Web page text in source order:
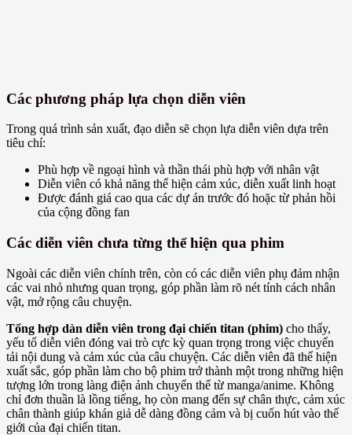
Các phương pháp lựa chọn diễn viên
Trong quá trình sản xuất, đạo diễn sẽ chọn lựa diễn viên dựa trên
tiêu chí:
Phù hợp về ngoại hình và thần thái phù hợp với nhân vật
Diễn viên có khả năng thể hiện cảm xúc, diễn xuất linh hoạt
Được đánh giá cao qua các dự án trước đó hoặc từ phản hồi
của cộng đồng fan
Các diễn viên chưa từng thể hiện qua phim
Ngoài các diễn viên chính trên, còn có các diễn viên phụ đảm nhận
các vai nhỏ nhưng quan trọng, góp phần làm rõ nét tính cách nhân
vật, mở rộng câu chuyện.
Tổng hợp dàn diễn viên trong đại chiến titan (phim) cho thấy,
yếu tố diễn viên đóng vai trò cực kỳ quan trọng trong việc chuyển
tải nội dung và cảm xúc của câu chuyện. Các diễn viên đã thể hiện
xuất sắc, góp phần làm cho bộ phim trở thành một trong những hiện
tượng lớn trong làng điện ảnh chuyển thể từ manga/anime. Không
chỉ đơn thuần là lồng tiếng, họ còn mang đến sự chân thực, cảm xúc
chân thành giúp khán giả dễ dàng đồng cảm và bị cuốn hút vào thế
giới của đại chiến titan.